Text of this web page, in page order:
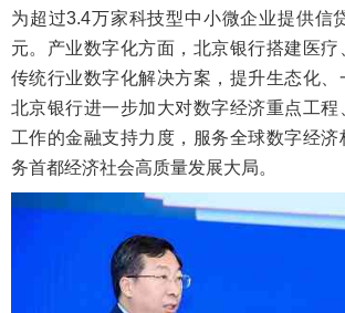
为超过3.4万家科技型中小微企业提供信
元。产业数字化方面，北京银行搭建医
传统行业数字化解决方案，提升生态化、
北京银行进一步加大对数字经济重点工程
工作的金融支持力度，服务全球数字经济
务首都经济社会高质量发展大局。